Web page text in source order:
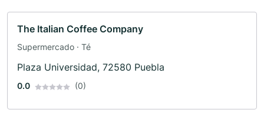
The Italian Coffee Company
Supermercado · Té
Plaza Universidad, 72580 Puebla
0.0 (0)